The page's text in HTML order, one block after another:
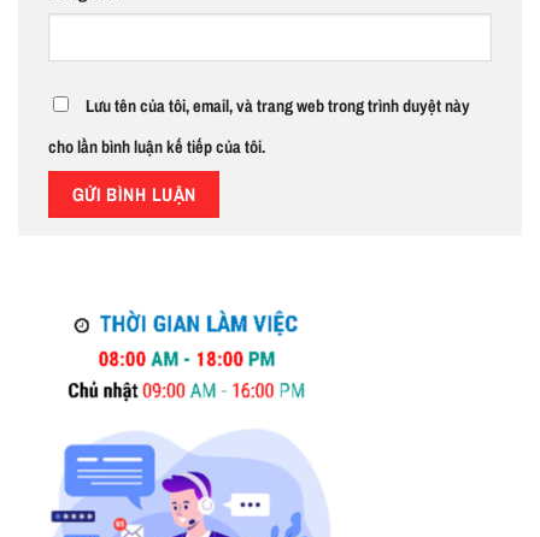
Lưu tên của tôi, email, và trang web trong trình duyệt này
cho lần bình luận kế tiếp của tôi.